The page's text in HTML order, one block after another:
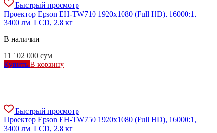
Быстрый просмотр
Проектор Epson EH-TW710 1920x1080 (Full HD), 16000:1,
3400 лм, LCD, 2.8 кг
В наличии
11 102 000 сум
Купить В корзину
Быстрый просмотр
Проектор Epson EH-TW750 1920x1080 (Full HD), 16000:1,
3400 лм, LCD, 2.8 кг